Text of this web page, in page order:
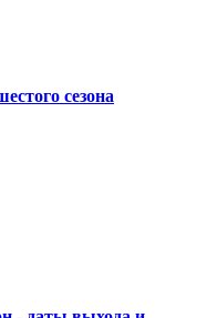
сезона